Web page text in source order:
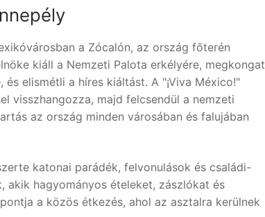
a Zócalón, az ország főterén
kiáll a Nemzeti Palota erkélyére, megkongat
elismétli a híres kiáltást. A "¡Viva México!"
visszhangozza, majd felcsendül a nemzeti
az ország minden városában és falujában
katonai parádék, felvonulások és családi-
akik hagyományos ételeket, zászlókat és
a közös étkezés, ahol az asztalra kerülnek